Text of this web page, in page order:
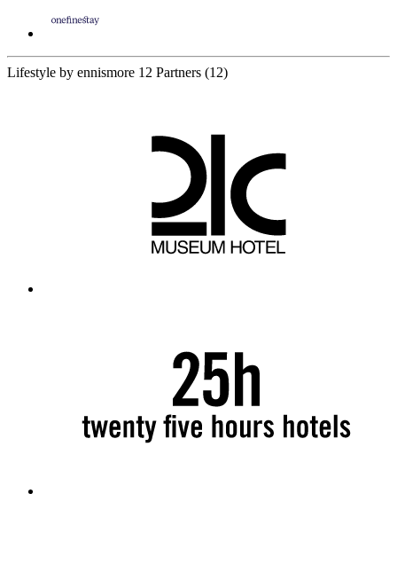
Lifestyle by ennismore 12 Partners (12)